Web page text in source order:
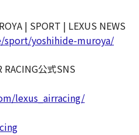
| SPORT | LEXUS NEWS
sport/yoshihide-muroya/
RACING公式SNS
lexus_airracing/